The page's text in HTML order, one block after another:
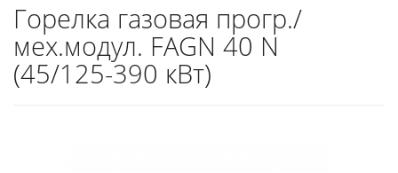
Горелка газовая прогр./
мех.модул. FAGN 40 N
(45/125-390 кВт)